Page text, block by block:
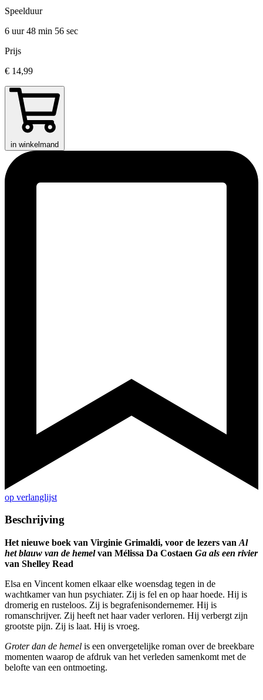
Speelduur
6 uur 48 min 56 sec
Prijs
€ 14,99
in winkelmand
op verlanglijst
Beschrijving
Het nieuwe boek van Virginie Grimaldi, voor de lezers van Al
het blauw van de hemelvan Mélissa Da Costaen Ga als een rivier
van Shelley Read
Elsa en Vincent komen elkaar elke woensdag tegen in de
wachtkamer van hun psychiater. Zij is fel en op haar hoede. Hij is
dromerig en rusteloos. Zij is begrafenisondernemer. Hij is
romanschrijver. Zij heeft net haar vader verloren. Hij verbergt zijn
grootste pijn. Zij is laat. Hij is vroeg.
Groter dan de hemel is een onvergetelijke roman over de breekbare
momenten waarop de afdruk van het verleden samenkomt met de
belofte van een ontmoeting.